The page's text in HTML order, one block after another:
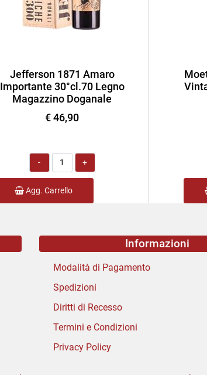
Jefferson 1871 Amaro
Importante 30°cl.70 Legno
Magazzino Doganale
€ 46,90
Quantità
Agg. Carrello
Informazioni
Modalità di Pagamento
Spedizioni
Diritti di Recesso
Termini e Condizioni
Privacy Policy